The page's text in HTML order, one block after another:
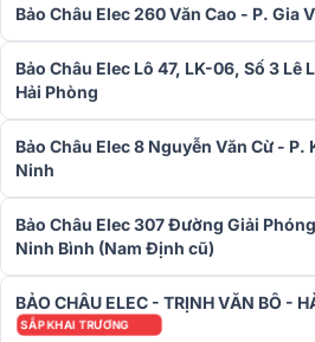
Amply AV BIK BJ-A88 còn được tích
qua cổng USB, nhờ vậy mà người
karaoke của mình để nghe lại.
Hoạt động bền bỉ
Amply BIK BJ-A88 sử dụng điện áp
Bảo Châu Elec 260 Văn Cao - P. Gia
Bảo Châu Elec Lô 47, LK-06, Số 3 Lê
Hải Phòng
Bảo Châu Elec 8 Nguyễn Văn Cừ - P.
Ninh
Bảo Châu Elec 307 Đường Giải
Ninh Bình (Nam Định cũ)
BẢO CHÂU ELEC - TRỊNH VĂN BÔ -
SẮP KHAI TRƯƠNG